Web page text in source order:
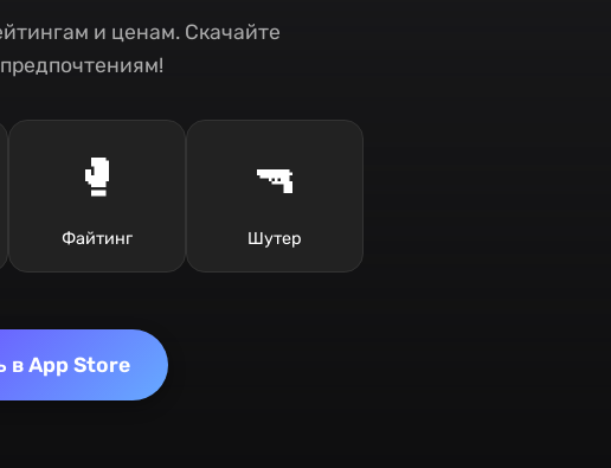
и ценам. Скачайте
🥊
Файтинг
🔫
Шутер
в App Store